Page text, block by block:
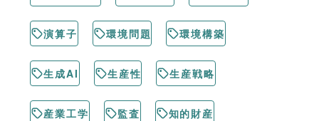
演算子 環境問題 環境構築
生成AI 生産性 生産戦略
産業工学 監査 知的財産